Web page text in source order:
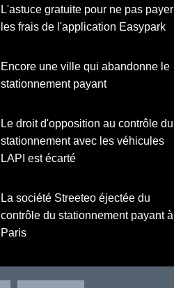
L'astuce gratuite pour ne pas payer
les frais de l'application Easypark
Encore une ville qui abandonne le
stationnement payant
Le droit d'opposition au contrôle du
stationnement avec les véhicules
LAPI est écarté
La société Streeteo éjectée du
contrôle du stationnement payant à
Paris